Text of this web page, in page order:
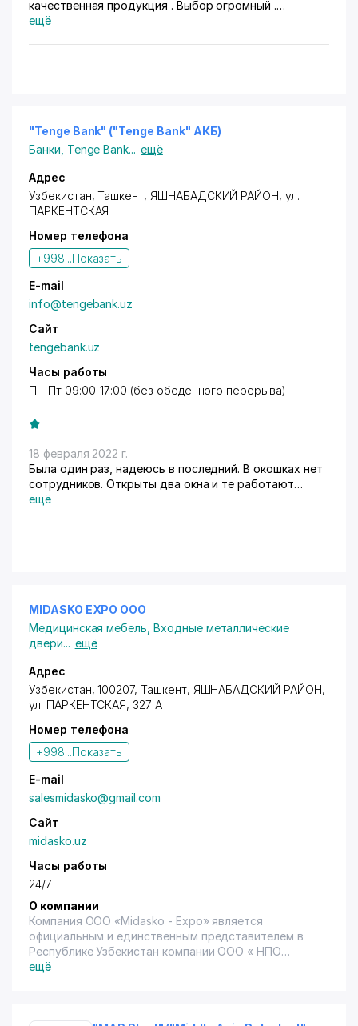
качественная продукция . Выбор огромный .
Советую всем !!!
ещё
"Tenge Bank" ("Tenge Bank" АКБ)
Банки Tenge Bank... ещё
Адрес
Узбекистан,Ташкент, ЯШНАБАДСКИЙ РАЙОН,ул.
ПАРКЕНТСКАЯ
Номер телефона
+998...Показать
E-mail
info@tengebank.uz
Сайт
tengebank.uz
Часы работы
Пн-Пт 09:00-17:00 (без обеденного перерыва)
18 февраля 2022 г.
Была один раз, надеюсь в последний. В окошках нет
сотрудников. Открыты два окна и те работают
очень медленно, из за чего возникают очереди.
ещё
MIDASKO EXPO ООО
Медицинская мебель ,Входные металлические
двери... ещё
Адрес
Узбекистан, 100207, Ташкент, ЯШНАБАДСКИЙ РАЙОН,
ул. ПАРКЕНТСКАЯ, 327 А
Номер телефона
+998...Показать
E-mail
salesmidasko@gmail.com
Сайт
midasko.uz
Часы работы
24/7
О компании
Компания ООО «Midasko - Expo» является
официальным и единственным представителем в
Республике Узбекистан компании ООО « НПО
Промет » РФ по реализации производимой им
ещё